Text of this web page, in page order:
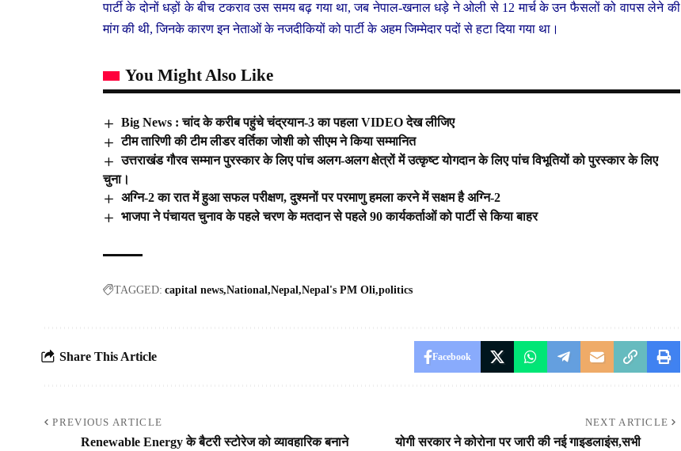
पार्टी के दोनों धड़ों के बीच टकराव उस समय बढ़ गया था, जब नेपाल-खनाल धड़े ने ओली से 12 मार्च के उन फैसलों को वापस लेने की
मांग की थी, जिनके कारण इन नेताओं के नजदीकियों को पार्टी के अहम जिम्मेदार पदों से हटा दिया गया था।
You Might Also Like
Big News : चांद के करीब पहुंचे चंद्रयान-3 का पहला VIDEO देख लीजिए
टीम तारिणी की टीम लीडर वर्तिका जोशी को सीएम ने किया सम्मानित
उत्तराखंड गौरव सम्मान पुरस्कार के लिए पांच अलग-अलग क्षेत्रों में उत्कृष्ट योगदान के लिए पांच विभूतियों को पुरस्कार के लिए
चुना।
अग्नि-2 का रात में हुआ सफल परीक्षण, दुश्मनों पर परमाणु हमला करने में सक्षम है अग्नि-2
भाजपा ने पंचायत चुनाव के पहले चरण के मतदान से पहले 90 कार्यकर्ताओं को पार्टी से किया बाहर
TAGGED: capital news National Nepal Nepal's PM Oli politics
Share This Article Facebook
PREVIOUS ARTICLE
Renewable Energy के बैटरी स्‍टोरेज को व्‍यावहारिक बनाने
NEXT ARTICLE
योगी सरकार ने कोरोना पर जारी की नई गाइडलाइंस,सभी